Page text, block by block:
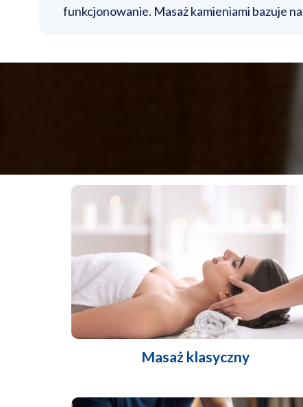
funkcjonowanie. Masaż kamieniami bazuje
Masaż klasyczny